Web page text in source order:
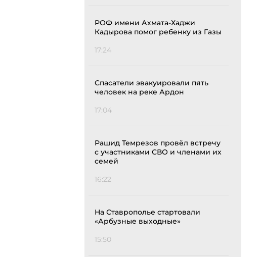
РОФ имени Ахмата-Хаджи
Кадырова помог ребенку из Газы
17:24
Спасатели эвакуировали пять
человек на реке Ардон
17:04
Рашид Темрезов провёл встречу
с участниками СВО и членами их
семей
16:22
На Ставрополье стартовали
«Арбузные выходные»
15:50